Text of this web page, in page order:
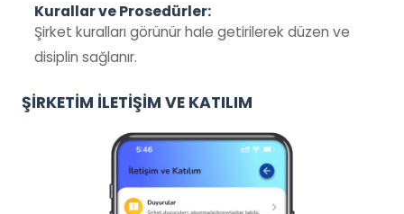
Kurallar ve Prosedürler:
Şirket kuralları görünür hale getirilerek düzen ve
disiplin sağlanır.
ŞİRKETİM İLETİŞİM VE KATILIM